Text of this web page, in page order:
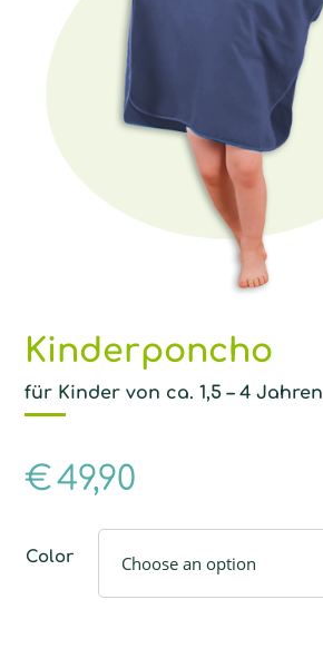
Kinderponcho
für Kinder von ca. 1,5 – 4 Jahren
€49,90
Color